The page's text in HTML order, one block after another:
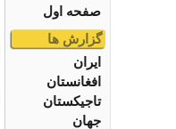
صفحه اول
گزارش ها
ایران
افغانستان
تاجیکستان
جهان